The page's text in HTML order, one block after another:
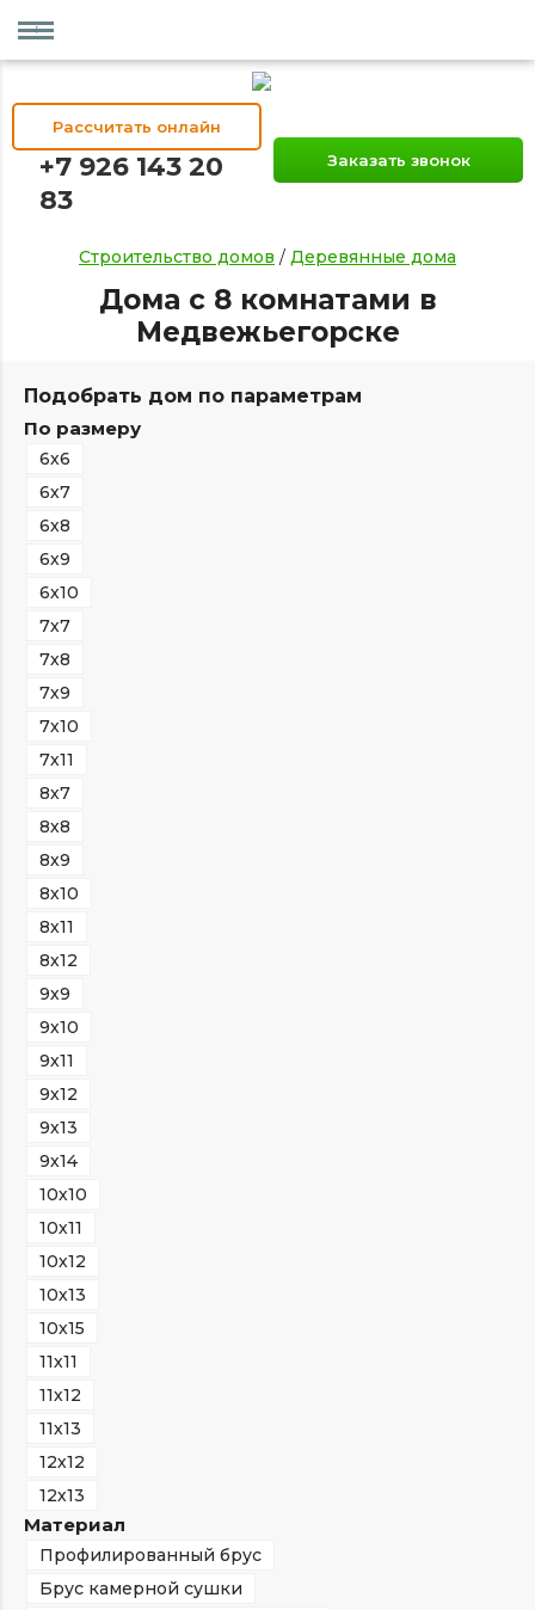
Рассчитать онлайн
+7 926 143 20
83
Заказать звонок
Строительство домов / Деревянные дома
Дома с 8 комнатами в
Медвежьегорске
Подобрать дом по параметрам
По размеру
6х6
6х7
6х8
6х9
6х10
7х7
7х8
7х9
7х10
7х11
8х7
8х8
8х9
8х10
8х11
8х12
9х9
9х10
9х11
9х12
9х13
9х14
10х10
10х11
10х12
10х13
10х15
11х11
11х12
11х13
12х12
12х13
Материал
Профилированный брус
Брус камерной сушки